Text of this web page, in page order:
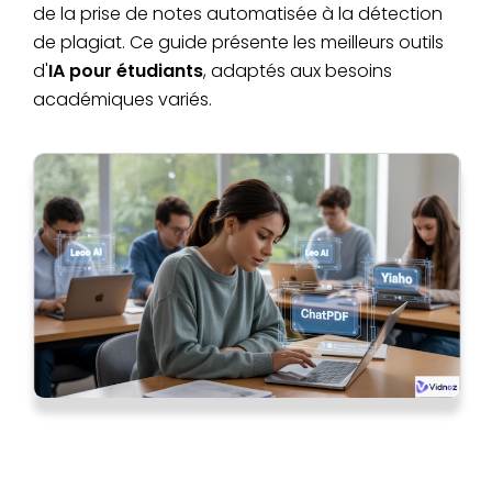
de la prise de notes automatisée à la détection
de plagiat. Ce guide présente les meilleurs outils
d'IA pour étudiants, adaptés aux besoins
académiques variés.